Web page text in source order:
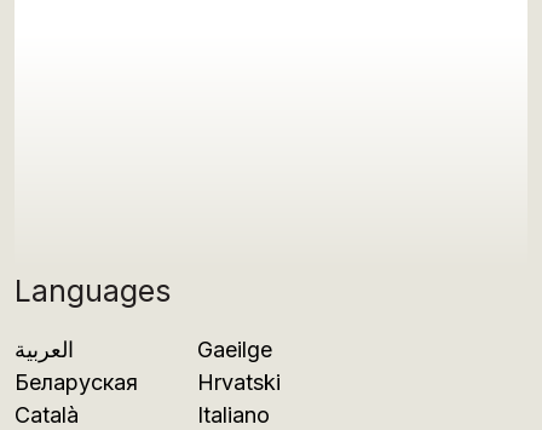
Languages
العربية
Беларуская
Català
Gaeilge
Hrvatski
Italiano